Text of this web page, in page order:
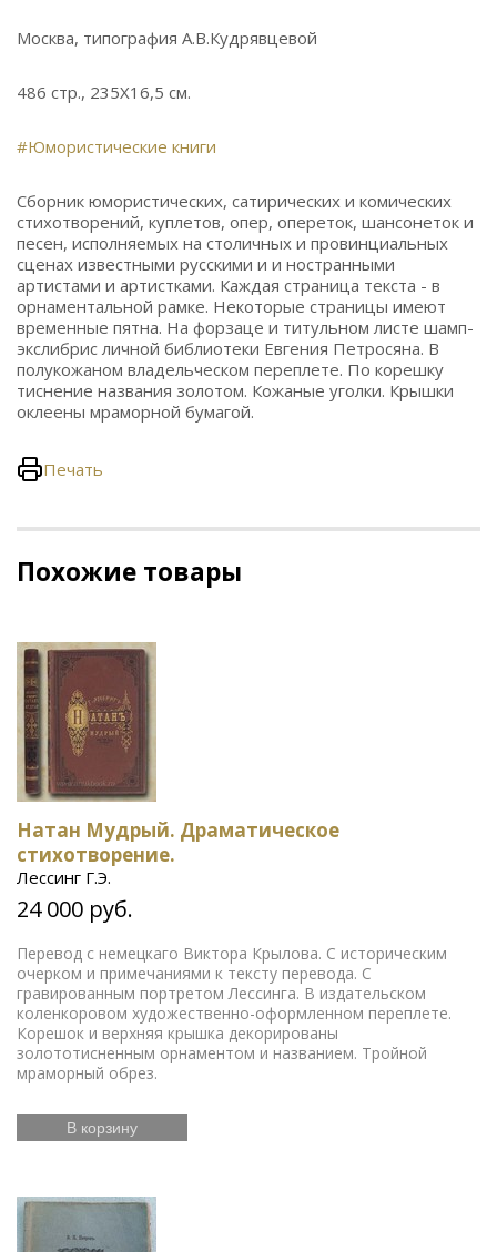
Москва, типография А.В.Кудрявцевой
486 стр., 235Х16,5 см.
#Юмористические книги
Сборник юмористических, сатирических и комических
стихотворений, куплетов, опер, опереток, шансонеток и
песен, исполняемых на столичных и провинциальных
сценах известными русскими и и ностранными
артистами и артистками. Каждая страница текста - в
орнаментальной рамке. Некоторые страницы имеют
временные пятна. На форзаце и титульном листе шамп-
экслибрис личной библиотеки Евгения Петросяна. В
полукожаном владельческом переплете. По корешку
тиснение названия золотом. Кожаные уголки. Крышки
оклеены мраморной бумагой.
Печать
Похожие товары
Натан Мудрый. Драматическое
стихотворение.
Лессинг Г.Э.
24 000 руб.
Перевод с немецкаго Виктора Крылова. С историческим
очерком и примечаниями к тексту перевода. С
гравированным портретом Лессинга. В издательском
коленкоровом художественно-оформленном переплете.
Корешок и верхняя крышка декорированы
золототисненным орнаментом и названием. Тройной
мраморный обрез.
В корзину